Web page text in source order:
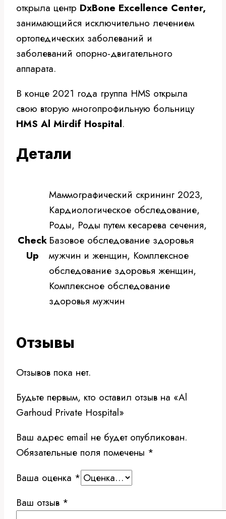
открыла центр DxBone Excellence Center,
занимающийся исключительно лечением
ортопедических заболеваний и
заболеваний опорно-двигательного
аппарата.
В конце 2021 года группа HMS открыла
свою вторую многопрофильную больницу
HMS Al Mirdif Hospital.
Детали
Check
Up
Маммографический скрининг 2023,
Кардиологическое обследование,
Роды, Роды путем кесарева сечения,
Базовое обследование здоровья
мужчин и женщин, Комплексное
обследование здоровья женщин,
Комплексное обследование
здоровья мужчин
Отзывы
Отзывов пока нет.
Будьте первым, кто оставил отзыв на «Al
Garhoud Private Hospital»
Ваш адрес email не будет опубликован.
Обязательные поля помечены *
Ваша оценка *
Ваш отзыв *